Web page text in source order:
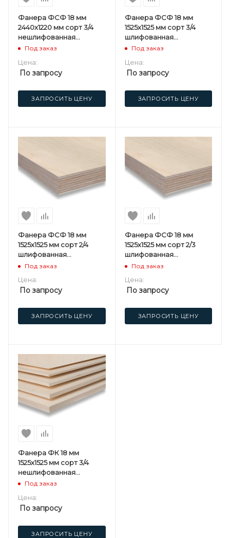
Фанера ФСФ 18 мм
2440х1220 мм сорт 3/4
нешлифованная
березовая
Под заказ
Цена:
По запросу
ЗАПРОСИТЬ ЦЕНУ
Фанера ФСФ 18 мм
1525х1525 мм сорт 3/4
шлифованная
березовая
Под заказ
Цена:
По запросу
ЗАПРОСИТЬ ЦЕНУ
Фанера ФСФ 18 мм
1525х1525 мм сорт 2/4
шлифованная
березовая
Под заказ
Цена:
По запросу
ЗАПРОСИТЬ ЦЕНУ
Фанера ФСФ 18 мм
1525х1525 мм сорт 2/3
шлифованная
березовая
Под заказ
Цена:
По запросу
ЗАПРОСИТЬ ЦЕНУ
Фанера ФК 18 мм
1525х1525 мм сорт 3/4
нешлифованная
березовая
Под заказ
Цена:
По запросу
ЗАПРОСИТЬ ЦЕНУ